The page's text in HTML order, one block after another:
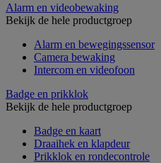
Alarm en videobewaking
Bekijk de hele productgroep
Alarm en bewegingssensor
Camera bewaking
Intercom en videofoon
Badge en prikklok
Bekijk de hele productgroep
Badge en kaart
Draaihek en klapdeur
Prikklok en rondecontrole